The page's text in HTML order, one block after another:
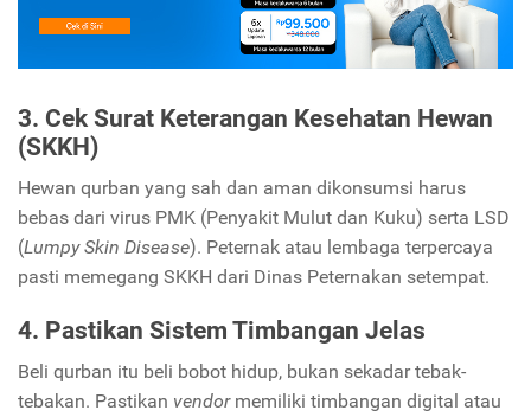
3. Cek Surat Keterangan Kesehatan Hewan
(SKKH)
Hewan qurban yang sah dan aman dikonsumsi harus
bebas dari virus PMK (Penyakit Mulut dan Kuku) serta LSD
(Lumpy Skin Disease). Peternak atau lembaga terpercaya
pasti memegang SKKH dari Dinas Peternakan setempat.
4. Pastikan Sistem Timbangan Jelas
Beli qurban itu beli bobot hidup, bukan sekadar tebak-
tebakan. Pastikan vendormemiliki timbangan digital atau